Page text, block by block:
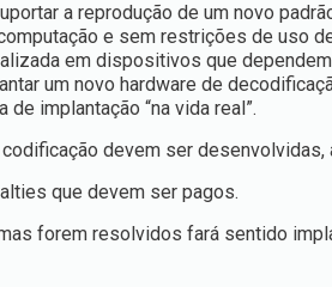
a reprodução de um novo
e sem restrições de uso
em dispositivos que
um novo hardware de
implantação “na vida real”.
devem ser desenvolvidas,
que devem ser pagos.
forem resolvidos fará sentido